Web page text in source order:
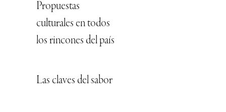
Propuestas
culturales en todos
los rincones del país
Las claves del sabor